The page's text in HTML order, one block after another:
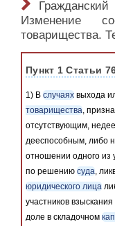
Изменение
товарищества.
Пункт 1 Статьи
1) В случаях выхода
товарищества,
отсутствующим,
дееспособным, либо
отношении одного из
по решению суда,
юридического лица
участников взыскания
доле в складочном